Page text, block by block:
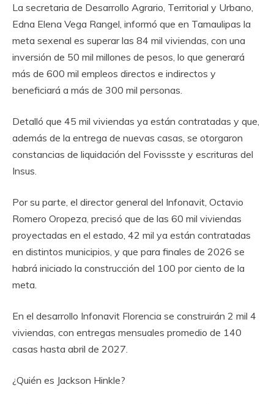
La secretaria de Desarrollo Agrario, Territorial y Urbano,
Edna Elena Vega Rangel, informó que en Tamaulipas la
meta sexenal es superar las 84 mil viviendas, con una
inversión de 50 mil millones de pesos, lo que generará
más de 600 mil empleos directos e indirectos y
beneficiará a más de 300 mil personas.
Detalló que 45 mil viviendas ya están contratadas y que,
además de la entrega de nuevas casas, se otorgaron
constancias de liquidación del Fovissste y escrituras del
Insus.
Por su parte, el director general del Infonavit, Octavio
Romero Oropeza, precisó que de las 60 mil viviendas
proyectadas en el estado, 42 mil ya están contratadas
en distintos municipios, y que para finales de 2026 se
habrá iniciado la construcción del 100 por ciento de la
meta.
En el desarrollo Infonavit Florencia se construirán 2 mil 4
viviendas, con entregas mensuales promedio de 140
casas hasta abril de 2027.
¿Quién es Jackson Hinkle?